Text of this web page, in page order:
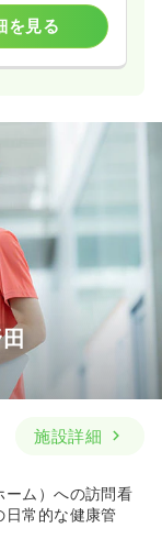
を見る
施設詳細
ム）への訪問看
常的な健康管